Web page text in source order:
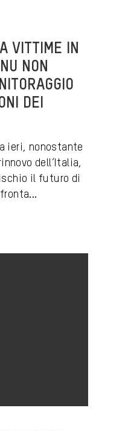
VITTIME IN
NON
DEI
ieri, nonostante
dell’Italia,
il futuro di